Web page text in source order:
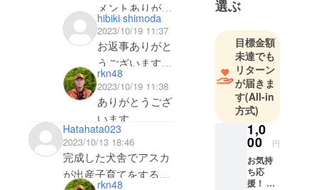
都合がつけば、
また刻んでくだ
さったらありが
たいです。
本当にありがと
うございます！
ですが、開業前でもご
支援可能でしょうか？
また可能な場合、屋号
に変更があったときに
はネームプレートも変
更していただけます
メントありがと
うございます。
開業前でも可能
です。
予定は12月末に
犬舎引き渡し
で、年明けてす
ぐにプレートの
発注をします。
ですので、1月3
日までには掲載
hibiki shimoda
2023/10/19 11:37
お返事ありがと
うございます！
前向きに検討さ
せていただきま
す。
rkn48
2023/10/19 11:38
ありがとうござ
います。
よろしくお願い
致します。
Hatahata023
2023/10/13 18:46
完成した犬舎でアスカ
が出産子育てをするな
rkn48
ちが活躍す
るイノシシ
の有害鳥獣
駆除の様子
や
笑いあり、
時に涙あり
の猟犬の日
常の様子を
YouTubeで
配信してい
ます。
選ぶ
目標金額
未達でも
リターン
が届きま
す(All-in
方式)
1,0
00 円
お気持
ち応
援！ 一